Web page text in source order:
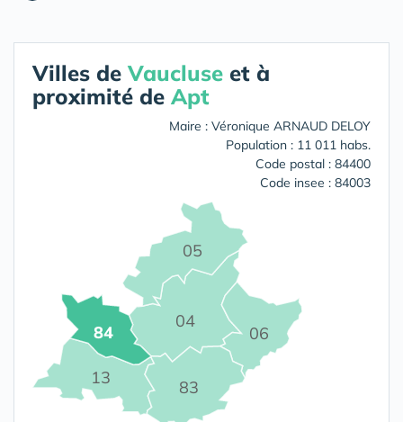
Villes deVaucluse et à
proximité de Apt
Maire : Véronique ARNAUD DELOY
Population : 11 011 habs.
Code postal : 84400
Code insee : 84003
04
05
06
13 83
84